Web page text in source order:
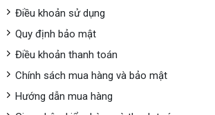
Điều khoản sử dụng
Quy định bảo mật
Điều khoản thanh toán
Chính sách mua hàng và bảo mật
Hướng dẫn mua hàng